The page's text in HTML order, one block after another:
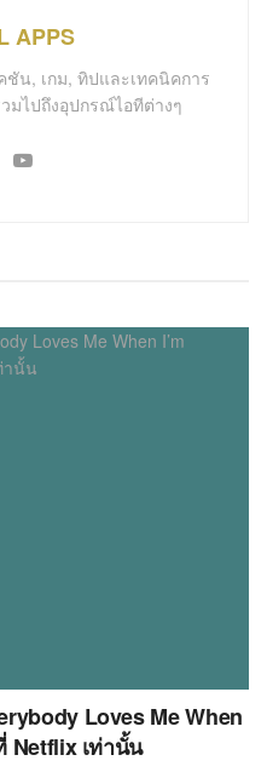
APPS
ชัน, เกม, ทิปและเทคนิคการ
มไปถึงอุปกรณ์ไอทีต่างๆ
Loves Me When
Netflix เท่านั้น